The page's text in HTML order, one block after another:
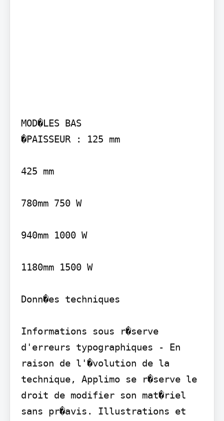
MOD�LES BAS
�PAISSEUR : 125 mm
425 mm
780mm 750 W
940mm 1000 W
1180mm 1500 W
Donn�es techniques
Informations sous r�serve
d'erreurs typographiques - En
raison de l'�volution de la
technique, Applimo se r�serve le
droit de modifier son mat�riel
sans pr�avis. Illustrations et